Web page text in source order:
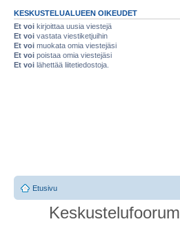
KESKUSTELUALUEEN OIKEUDET
Et voi kirjoittaa uusia viestejä
Et voi vastata viestiketjuihin
Et voi muokata omia viestejäsi
Et voi poistaa omia viestejäsi
Et voi lähettää liitetiedostoja.
Etusivu